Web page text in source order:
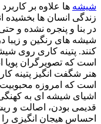
شیشه ها علاوه بر
زندگی انسان ها بخشیده
در بنا و پنجره نشده و
شیشه های رنگین و زیبا
کنند. پتینه کاری روی
است که تصویرگران
هنر شگفت انگیز پتینه
است که امروزه محبوبیت
اشیای شیشه ای به
قدیمی بودن، اصالت و
احساس هیجان انگیزی